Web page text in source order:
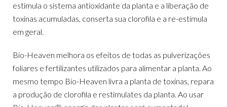
estimula o sistema antioxidante da planta e a liberação de
toxinas acumuladas, conserta sua clorofila e a re-estimula
em geral.
Bio-Heaven melhora os efeitos de todas as pulverizações
foliares e fertilizantes utilizados para alimentar a planta. Ao
mesmo tempo Bio-Heaven livra a planta de toxinas, repara
a produção de clorofila e restimulates da planta. Ao usar